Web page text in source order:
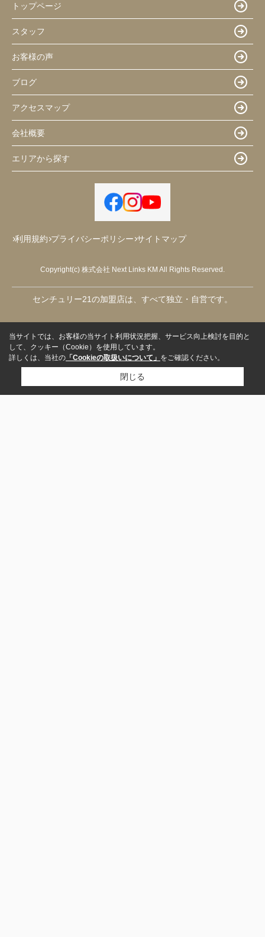
トップページ
スタッフ
お客様の声
ブログ
アクセスマップ
会社概要
エリアから探す
利用規約 プライバシーポリシー サイトマップ
Copyright(c) 株式会社 Next Links KM All Rights Reserved.
センチュリー21の加盟店は、すべて独立・自営です。
当サイトでは、お客様の当サイト利用状況把握、サービス向上検討を目的と
して、クッキー（Cookie）を使用しています。
詳しくは、当社の 「Cookieの取扱いについて」 をご確認ください。
閉じる